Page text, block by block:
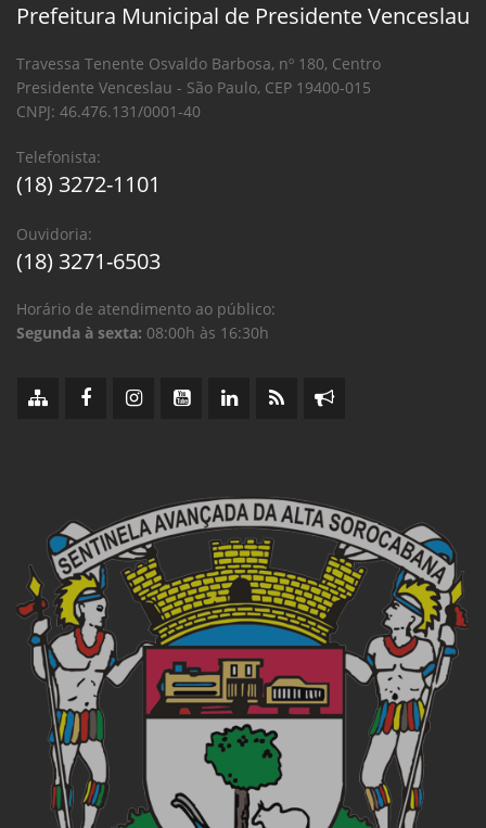
Prefeitura Municipal de Presidente Venceslau
Travessa Tenente Osvaldo Barbosa, nº 180, Centro
Presidente Venceslau - São Paulo, CEP 19400-015
CNPJ: 46.476.131/0001-40
Telefonista:
(18) 3272-1101
Ouvidoria:
(18) 3271-6503
Horário de atendimento ao público:
Segunda à sexta: 08:00h às 16:30h